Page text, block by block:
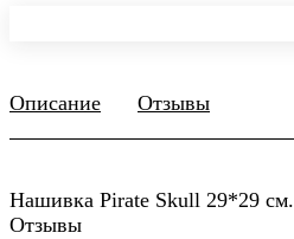
Описание Отзывы
Нашивка Pirate Skull 29*29 см.
Отзывы